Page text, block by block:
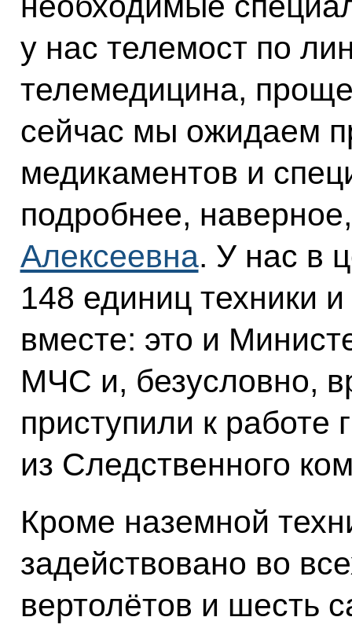
у нас телемост по
телемедицина,
сейчас мы ожидаем
медикаментов и
подробнее,
Алексеевна. У нас в
148 единиц техники
вместе: это и
МЧС и, безусловно,
приступили к работе
из Следственного
Кроме наземной
задействовано во
вертолётов и шесть